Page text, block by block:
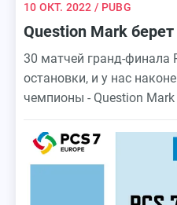
10 ОКТ. 2022 / PUBG
Question Mark берет
30 матчей гранд-финала
остановки, и у нас
чемпионы - Question Mark